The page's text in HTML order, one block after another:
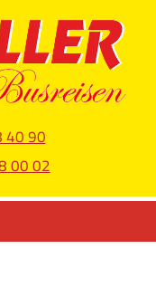
40 90
00 02